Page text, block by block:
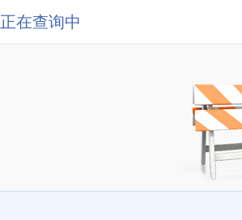
正在查询中